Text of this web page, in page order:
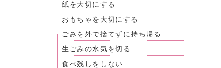
紙を大切にする
おもちゃを大切にする
ごみを外で捨てずに持ち帰る
生ごみの水気を切る
食べ残しをしない